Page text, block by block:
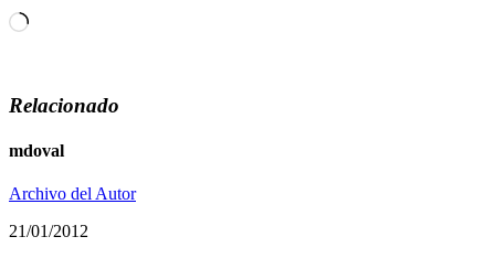
Cargando...
Relacionado
mdoval
Archivo del Autor
21/01/2012